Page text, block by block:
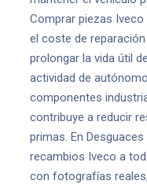
Comprar piezas
el coste de
prolongar la vida útil
actividad de
componentes
contribuye a reducir
primas. En
recambios Iveco a
con fotografías